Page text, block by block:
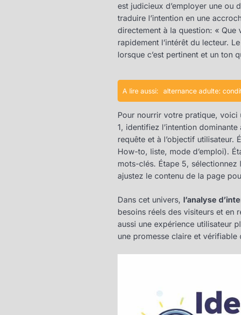
est judicieux d’employer une ou
traduire l’intention en une
directement à la question: «
rapidement l’intérêt du lecteur.
lorsque c’est pertinent et un ton
A lire aussi: alternance adulte:
Pour nourrir votre pratique, voici
1, identifiez l’intention
requête et à l’objectif
How-to, liste, mode d’emploi).
mots-clés. Étape 5,
ajustez le contenu de la page
Dans cet univers, l’analyse
besoins réels des visiteurs et en
aussi une expérience utilisateur
une promesse claire et